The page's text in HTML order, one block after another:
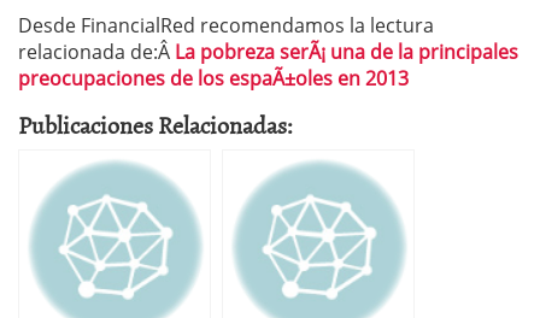
Desde FinancialRed recomendamos la lectura
relacionada de:Â La pobreza serÃ¡ una de la principales
preocupaciones de los espaÃ±oles en 2013
Publicaciones Relacionadas: